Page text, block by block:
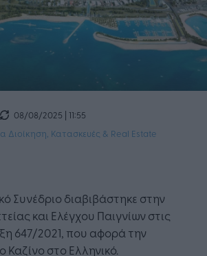
08/08/2025 | 11:55
Διοίκηση Κατασκευές & Real Estate
Συνέδριο διαβιβάστηκε στην
και Ελέγχου Παιγνίων στις
647/2021, που αφορά την
Καζίνο στο Ελληνικό.